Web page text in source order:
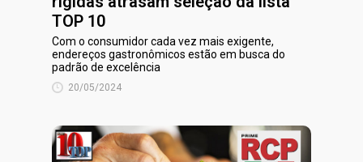
TOP 10
Com o consumidor cada vez mais exigente,
endereços gastronômicos estão em busca do
padrão de excelência
20/05/2024